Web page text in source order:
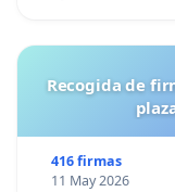
Recogida de
416 firmas
11 May 2026